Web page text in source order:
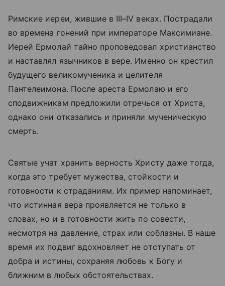
Римские иереи, жившие в III–IV веках. Пострадали
во времена гонений при императоре Максимиане.
Иерей Ермолай тайно проповедовал христианство
и наставлял язычников в вере. Именно он крестил
будущего великомученика и целителя
Пантелеимона. После ареста Ермолаю и его
сподвижникам предложили отречься от Христа,
однако они отказались и приняли мученическую
смерть.
Святые учат хранить верность Христу даже тогда,
когда это требует мужества, стойкости и
готовности к страданиям. Их пример напоминает,
что истинная вера проявляется не только в
словах, но и в готовности жить по совести,
несмотря на давление, страх или соблазны. В наше
время их подвиг вдохновляет не отступать от
добра и истины, сохраняя любовь к Богу и
ближним в любых обстоятельствах.